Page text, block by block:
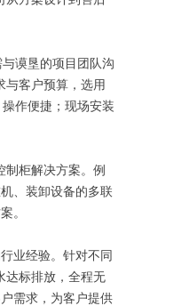
谟垦的项目团队沟
与客户预算，选用
作便捷；现场安装
柜解决方案。例
、装卸设备的多联
。
业经验。针对不同
达标排放，全程无
需求，为客户提供